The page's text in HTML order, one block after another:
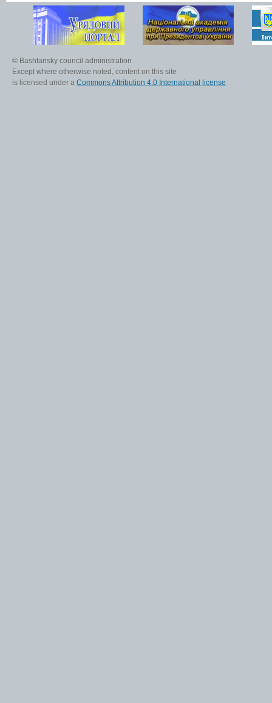
© Bashtansky council administration
Except where otherwise noted, content on this site
is licensed under a Commons Attribution 4.0 International license